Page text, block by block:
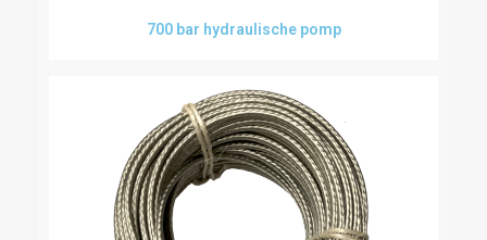
700 bar hydraulische pomp